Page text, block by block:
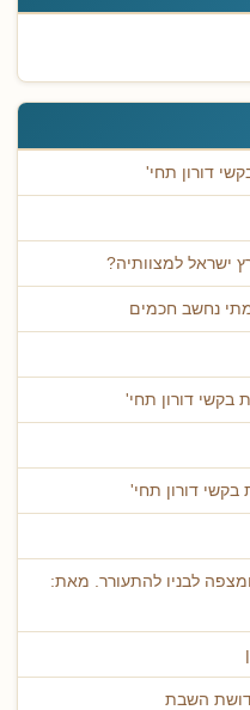
דורון תחי'
ישראל למצוותיה?
נחשב חכמים
בקשי דורון תחי'
דורון תחי'
לבניו להתעורר. מאת:
השבת